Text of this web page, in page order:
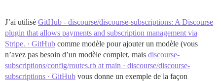
J’ai utilisé GitHub - discourse/discourse-subscriptions: A Discourse
plugin that allows payments and subscription management via
Stripe. · GitHub comme modèle pour ajouter un modèle (vous
n’avez pas besoin d’un modèle complet, mais discourse-
subscriptions/config/routes.rb at main · discourse/discourse-
subscriptions · GitHub vous donne un exemple de la façon